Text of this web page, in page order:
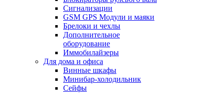
Сигнализации
GSM GPS Модули и маяки
Брелоки и чехлы
Дополнительное
оборудование
Иммобилайзеры
Для дома и офиса
Винные шкафы
Минибар-холодильник
Сейфы